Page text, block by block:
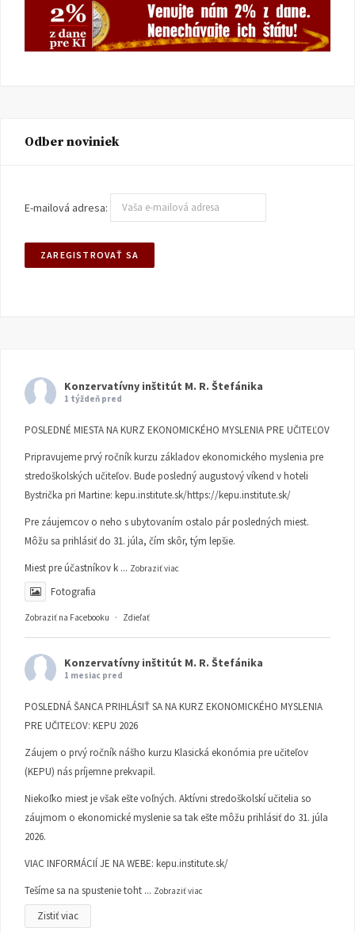
Odber noviniek
E-mailová adresa:
Konzervatívny inštitút M. R. Štefánika
1 týždeň pred
POSLEDNÉ MIESTA NA KURZ EKONOMICKÉHO MYSLENIA PRE UČITEĽOV
Pripravujeme prvý ročník kurzu základov ekonomického myslenia pre
stredoškolských učiteľov. Bude posledný augustový víkend v hoteli
Bystrička pri Martine: kepu.institute.sk/https://kepu.institute.sk/
Pre záujemcov o neho s ubytovaním ostalo pár posledných miest.
Môžu sa prihlásiť do 31. júla, čím skôr, tým lepšie.
Miest pre účastníkov k ... Zobraziť viac
Fotografia
Zobraziť na Facebooku · Zdieľať
Konzervatívny inštitút M. R. Štefánika
1 mesiac pred
POSLEDNÁ ŠANCA PRIHLÁSIŤ SA NA KURZ EKONOMICKÉHO MYSLENIA
PRE UČITEĽOV: KEPU 2026
Záujem o prvý ročník nášho kurzu Klasická ekonómia pre učiteľov
(KEPU) nás príjemne prekvapil.
Niekoľko miest je však ešte voľných. Aktívni stredoškolskí učitelia so
záujmom o ekonomické myslenie sa tak ešte môžu prihlásiť do 31. júla
2026.
VIAC INFORMÁCIÍ JE NA WEBE: kepu.institute.sk/
Tešíme sa na spustenie toht ... Zobraziť viac
Zistiť viac